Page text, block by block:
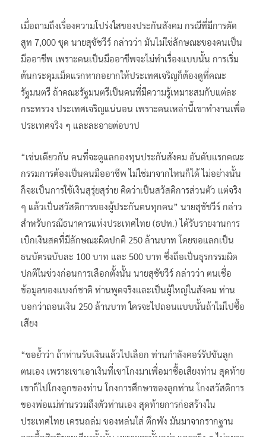
เมื่อถามถึงเรื่องความโปร่งใสของประกันสังคม กรณีที่มีการตัด
สูท 7,000 ชุด นายสุชัชวีร์ กล่าวว่า มันไม่ใช่ลักษณะของคนเป็น
มืออาชีพ เพราะคนเป็นมืออาชีพจะไม่ทำเรื่องแบบนั้น การเริ่ม
ต้นกระดุมเม็ดแรกหากอยากให้ประเทศเจริญก็ต้องดูที่คณะ
รัฐมนตรี ถ้าคณะรัฐมนตรีเป็นคนที่มีความรู้เหมาะสมกับแต่ละ
กระทรวง ประเทศเจริญแน่นอน เพราะคนเหล่านี้เขาทำงานเพื่อ
ประเทศจริง ๆ และละอายต่อบาป
“เช่นเดียวกัน คนที่จะดูแลกองทุนประกันสังคม อันดับแรกคณะ
กรรมการต้องเป็นคนมืออาชีพ ไม่ใช่มาจากไหนก็ได้ ไม่อย่างนั้น
ก็จะเป็นการใช้เงินสุรุ่ยสุร่าย คิดว่าเป็นสวัสดิการส่วนตัว แต่จริง
ๆ แล้วเป็นสวัสดิการของผู้ประกันตนทุกคน” นายสุชัชวีร์ กล่าว
สำหรับกรณีธนาคารแห่งประเทศไทย (ธปท.) ได้รับรายงานการ
เบิกเงินสดที่มีลักษณะผิดปกติ 250 ล้านบาท โดยขอแลกเป็น
ธนบัตรฉบับละ 100 บาท และ 500 บาท ซึ่งถือเป็นธุรกรรมผิด
ปกติในช่วงก่อนการเลือกตั้งนั้น นายสุชัชวีร์ กล่าวว่า ตนเชื่อ
ข้อมูลของแบงก์ชาติ ท่านพูดจริงและเป็นผู้ใหญ่ในสังคม ท่าน
บอกว่าถอนเงิน 250 ล้านบาท ใครจะไปถอนแบบนั้นถ้าไม่ไปซื้อ
เสียง
“ขอย้ำว่า ถ้าท่านรับเงินแล้วไปเลือก ท่านกำลังคอร์รัปชันลูก
ตนเอง เพราะเขาเอาเงินที่เขาโกงมาเพื่อมาซื้อเสียงท่าน สุดท้าย
เขาก็ไปโกงลูกของท่าน โกงการศึกษาของลูกท่าน โกงสวัสดิการ
ของพ่อแม่ท่านรวมถึงตัวท่านเอง สุดท้ายการก่อสร้างใน
ประเทศไทย เครนถล่ม ของหล่นใส่ ตึกพัง มันมาจากรากฐาน